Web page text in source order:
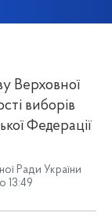
Верховної
виборів
Федерації
Ради України
13:49